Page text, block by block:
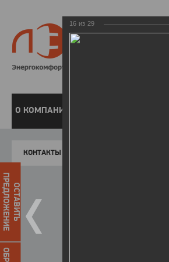
О КОМПАНИИ
КОНТАКТЫ
ОСТАВИТЬ
ПРЕДЛОЖЕНИЕ
16 из 29